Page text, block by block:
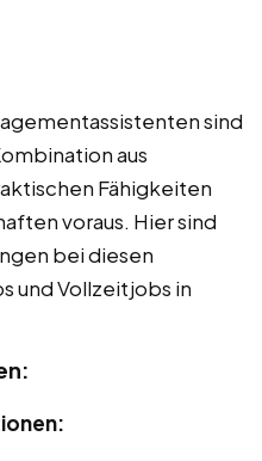
sind
aus
Fähigkeiten
voraus. Hier sind
bei diesen
und Vollzeitjobs in